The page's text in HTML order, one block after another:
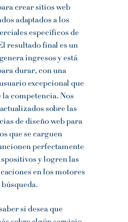
crear sitios web
adaptados a los
específicos de
resultado final es un
ingresos y está
durar, con una
excepcional que
la competencia. Nos
sobre las
de diseño web para
que se carguen
perfectamente
y logren las
en los motores
búsqueda.
si desea que